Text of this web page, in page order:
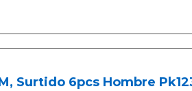
Surtido 6pcs Hombre